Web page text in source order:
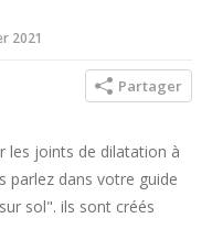
2021
Partager
les joints de dilatation à
parlez dans votre guide
sol". ils sont créés